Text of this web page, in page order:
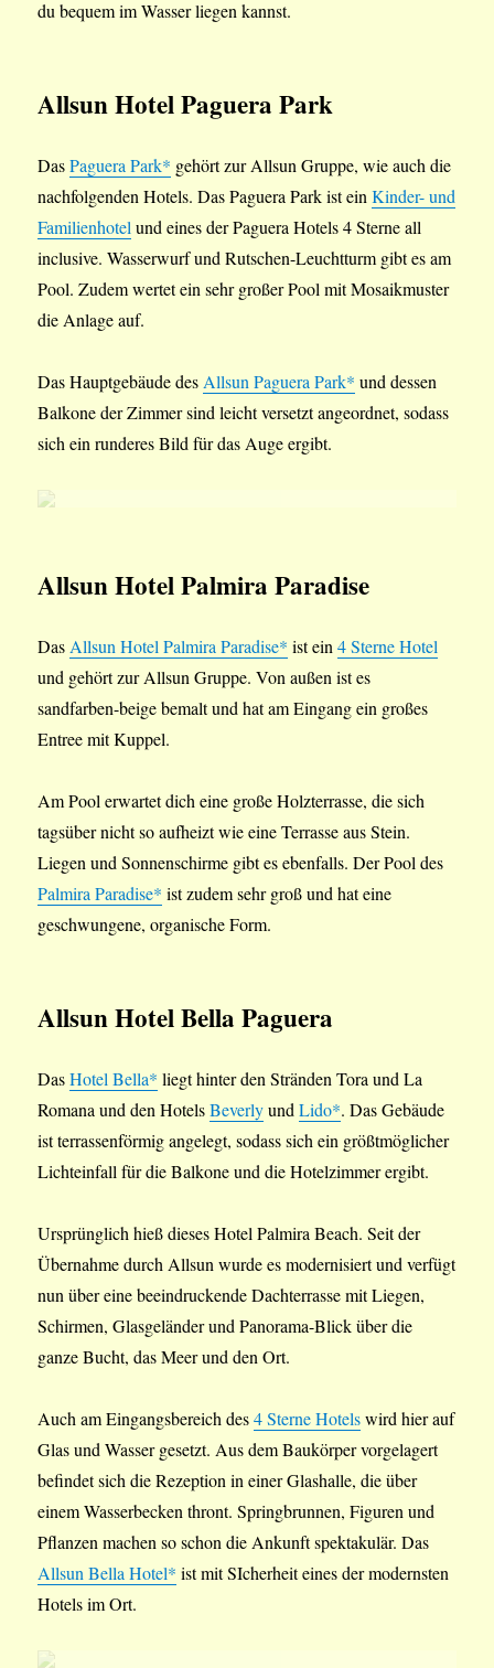
du bequem im Wasser liegen kannst.
Allsun Hotel Paguera Park
DasPaguera Park* gehört zur Allsun Gruppe, wie auch die
nachfolgenden Hotels. Das Paguera Park ist einKinder- und
Familienhotelund eines der Paguera Hotels 4 Sterne all
inclusive. Wasserwurf und Rutschen-Leuchtturm gibt es am
Pool. Zudem wertet ein sehr großer Pool mit Mosaikmuster
die Anlage auf.
Das Hauptgebäude desAllsun Paguera Park* und dessen
Balkone der Zimmer sind leicht versetzt angeordnet, sodass
sich ein runderes Bild für das Auge ergibt.
Allsun Hotel Palmira Paradise
DasAllsun Hotel Palmira Paradise* ist ein4 Sterne Hotel
und gehört zur Allsun Gruppe. Von außen ist es
sandfarben-beige bemalt und hat am Eingang ein großes
Entree mit Kuppel.
Am Pool erwartet dich eine große Holzterrasse, die sich
tagsüber nicht so aufheizt wie eine Terrasse aus Stein.
Liegen und Sonnenschirme gibt es ebenfalls. Der Pool des
Palmira Paradise* ist zudem sehr groß und hat eine
geschwungene, organische Form.
Allsun Hotel Bella Paguera
DasHotel Bella* liegt hinter den Stränden Tora und La
Romana und den HotelsBeverlyundLido*. Das Gebäude
ist terrassenförmig angelegt, sodass sich ein größtmöglicher
Lichteinfall für die Balkone und die Hotelzimmer ergibt.
Ursprünglich hieß dieses Hotel Palmira Beach. Seit der
Übernahme durch Allsun wurde es modernisiert und verfügt
nun über eine beeindruckende Dachterrasse mit Liegen,
Schirmen, Glasgeländer und Panorama-Blick über die
ganze Bucht, das Meer und den Ort.
Auch am Eingangsbereich des4 Sterne Hotelswird hier auf
Glas und Wasser gesetzt. Aus dem Baukörper vorgelagert
befindet sich die Rezeption in einer Glashalle, die über
einem Wasserbecken thront. Springbrunnen, Figuren und
Pflanzen machen so schon die Ankunft spektakulär. Das
Allsun Bella Hotel* ist mit SIcherheit eines der modernsten
Hotels im Ort.